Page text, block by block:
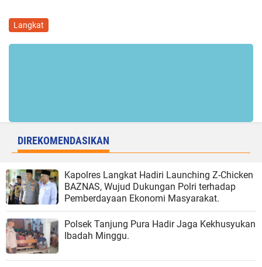
Langkat
DIREKOMENDASIKAN
Kapolres Langkat Hadiri Launching Z-Chicken
BAZNAS, Wujud Dukungan Polri terhadap
Pemberdayaan Ekonomi Masyarakat.
Polsek Tanjung Pura Hadir Jaga Kekhusyukan
Ibadah Minggu.